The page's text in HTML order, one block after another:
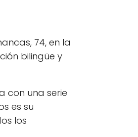
74, en la
bilingüe y
con una serie
es su
los